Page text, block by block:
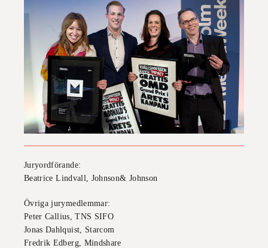
Juryordförande:
Beatrice Lindvall, Johnson& Johnson
Övriga jurymedlemmar:
Peter Callius, TNS SIFO
Jonas Dahlquist, Starcom
Fredrik Edberg, Mindshare